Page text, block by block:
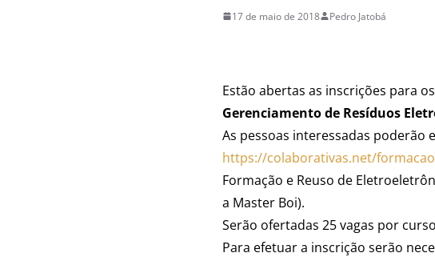
17 de maio de 2018 Pedro Jatobá
Estão abertas as inscrições para
Gerenciamento de Resíduos
As pessoas interessadas poderão
https://colaborativas.net/
Formação e Reuso de
a Master Boi).
Serão ofertadas 25 vagas por
Para efetuar a inscrição serão